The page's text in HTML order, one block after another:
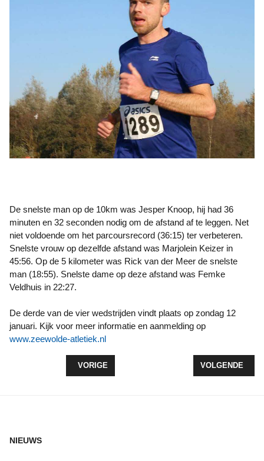
De snelste man op de 10km was Jesper Knoop, hij had 36
minuten en 32 seconden nodig om de afstand af te leggen. Net
niet voldoende om het parcoursrecord (36:15) ter verbeteren.
Snelste vrouw op dezelfde afstand was Marjolein Keizer in
45:56. Op de 5 kilometer was Rick van der Meer de snelste
man (18:55). Snelste dame op deze afstand was Femke
Veldhuis in 22:27.
De derde van de vier wedstrijden vindt plaats op zondag 12
januari. Kijk voor meer informatie en aanmelding op
www.zeewolde-atletiek.nl
VORIG ARTIKEL: RACE RUNNING OOK IN
VORIGE VOLGENDE
VOLGENDE
NIEUWS